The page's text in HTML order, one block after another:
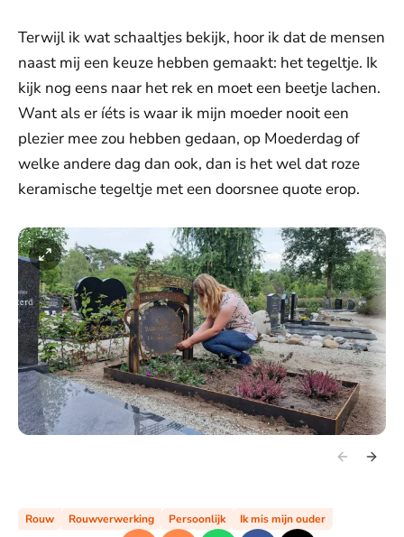
Terwijl ik wat schaaltjes bekijk, hoor ik dat de mensen
naast mij een keuze hebben gemaakt: het tegeltje. Ik
kijk nog eens naar het rek en moet een beetje lachen.
Want als er íéts is waar ik mijn moeder nooit een
plezier mee zou hebben gedaan, op Moederdag of
welke andere dag dan ook, dan is het wel dat roze
keramische tegeltje met een doorsnee quote erop.
Rouw Rouwverwerking Persoonlijk Ik mis mijn ouder